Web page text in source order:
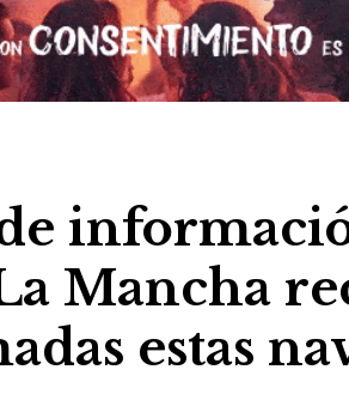
Mancha
estas